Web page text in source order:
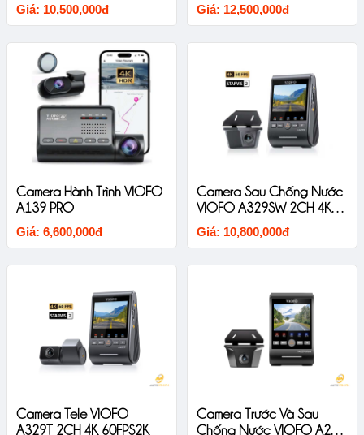
Giá: 10,500,000đ Giá: 12,500,000đ
Camera Hành Trình VIOFO
A139 PRO
Giá: 6,600,000đ
Camera Sau Chống Nước
VIOFO A329SW 2CH 4K
60FPS2K
Giá: 10,800,000đ
Camera Tele VIOFO
A329T 2CH 4K 60FPS2K
Camera Trước Và Sau
Chống Nước VIOFO A229